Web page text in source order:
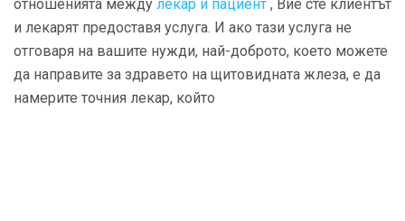
отношенията между лекар и пациент , Вие сте клиентът
и лекарят предоставя услуга. И ако тази услуга не
отговаря на вашите нужди, най-доброто, което можете
да направите за здравето на щитовидната жлеза, е да
намерите точния лекар, който